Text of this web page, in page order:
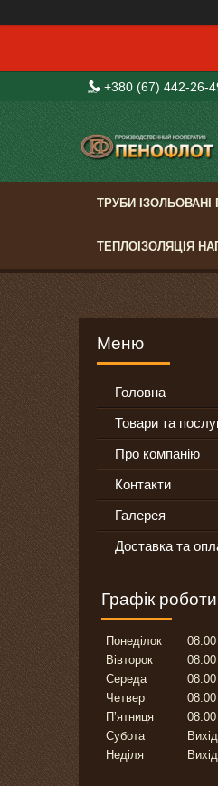
+380 (67) 442-26-
ТРУБИ
ТЕПЛОІЗОЛЯЦІЯ
Головна
Товари та
Про компанію
Контакти
Галерея
Доставка та
Графік роботи
Понеділок 08:00
Вівторок
08:00
Середа
08:00
Четвер
08:00
Пʼятниця
08:00
Субота
Неділя